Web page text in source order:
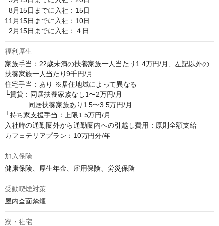
11月15日までに入社：10日
  2月15日までに入社：４日
福利厚生
家族手当：22歳未満の扶養家族一人当たり1.4万円/月、左記以外の
扶養家族一人当たり9千円/月
住宅手当：あり ※居住地域によって異なる
└賃貸：同居扶養家族なし1〜2万円/月
└持ち家支援手当：上限1.5万円/月
入社時の通勤圏外から通勤圏内への引越し費用：原則全額支給
カフェテリアプラン：10万円分/年
加入保険
健康保険、厚生年金、雇用保険、労災保険
受動喫煙対策
屋内全面禁煙
寮・社宅